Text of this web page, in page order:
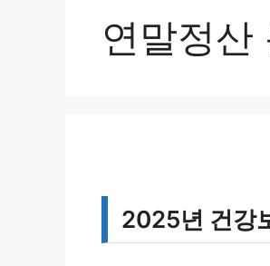
연말정산
2025년 건강